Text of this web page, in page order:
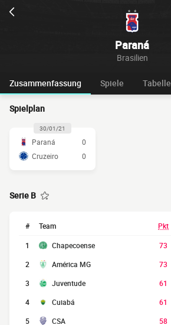
Paraná
Brasilien
Zusammenfassung Spiele Tabelle
Spielplan
30/01/21
Paraná
0
Cruzeiro
0
Serie B
# Team Pkt
1 Chapecoense 73
2 América MG 73
3 Juventude 61
4 Cuiabá 61
5 CSA 58